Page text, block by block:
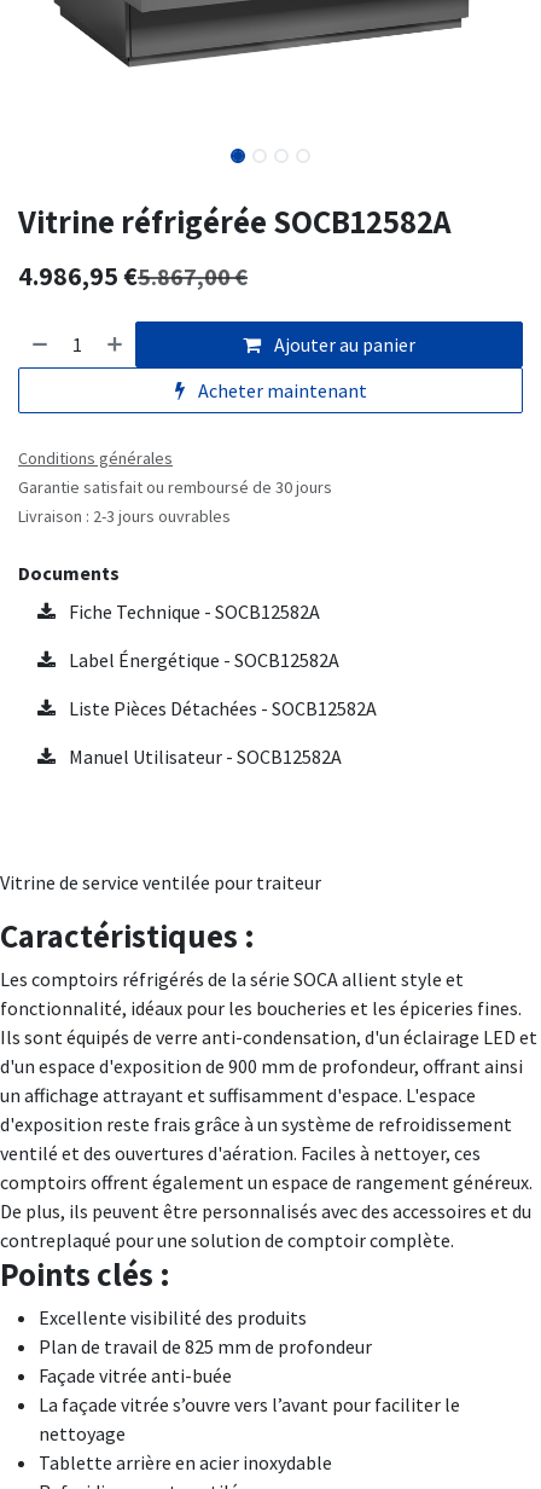
Vitrine réfrigérée SOCB12582A
4.986,95€5.867,00€
Ajouter au panier
Acheter maintenant
Conditions générales
Garantie satisfait ou remboursé de 30 jours
Livraison : 2-3 jours ouvrables
Documents
Fiche Technique - SOCB12582A
Label Énergétique - SOCB12582A
Liste Pièces Détachées - SOCB12582A
Manuel Utilisateur - SOCB12582A
Vitrine de service ventilée pour traiteur
Caractéristiques :
Les comptoirs réfrigérés de la série SOCA allient style et
fonctionnalité, idéaux pour les boucheries et les épiceries fines.
Ils sont équipés de verre anti-condensation, d'un éclairage LED et
d'un espace d'exposition de 900 mm de profondeur, offrant ainsi
un affichage attrayant et suffisamment d'espace. L'espace
d'exposition reste frais grâce à un système de refroidissement
ventilé et des ouvertures d'aération. Faciles à nettoyer, ces
comptoirs offrent également un espace de rangement généreux.
De plus, ils peuvent être personnalisés avec des accessoires et du
contreplaqué pour une solution de comptoir complète.
Points clés :
Excellente visibilité des produits
Plan de travail de 825 mm de profondeur
Façade vitrée anti-buée
La façade vitrée s’ouvre vers l’avant pour faciliter le
nettoyage
Tablette arrière en acier inoxydable